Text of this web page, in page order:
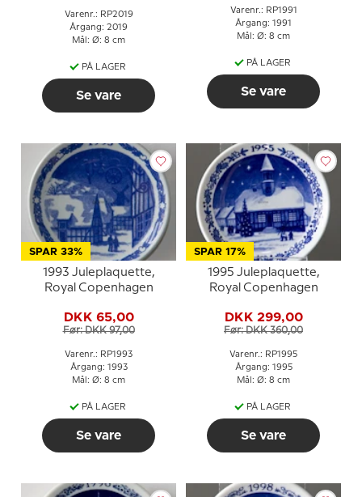
Varenr.: RP2019
Årgang: 2019
Mål: Ø: 8 cm
PÅ LAGER
Se vare
Varenr.: RP1991
Årgang: 1991
Mål: Ø: 8 cm
PÅ LAGER
Se vare
SPAR 33%
1993 Juleplaquette,
Royal Copenhagen
DKK 65,00
Før: DKK 97,00
Varenr.: RP1993
Årgang: 1993
Mål: Ø: 8 cm
PÅ LAGER
Se vare
SPAR 17%
1995 Juleplaquette,
Royal Copenhagen
DKK 299,00
Før: DKK 360,00
Varenr.: RP1995
Årgang: 1995
Mål: Ø: 8 cm
PÅ LAGER
Se vare